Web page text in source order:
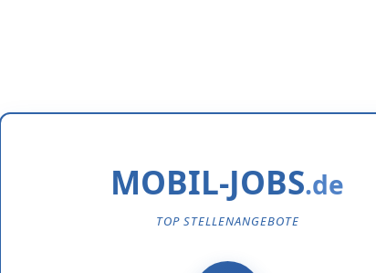
MOBIL-JOBS
TOP STELLENANGEBOTE